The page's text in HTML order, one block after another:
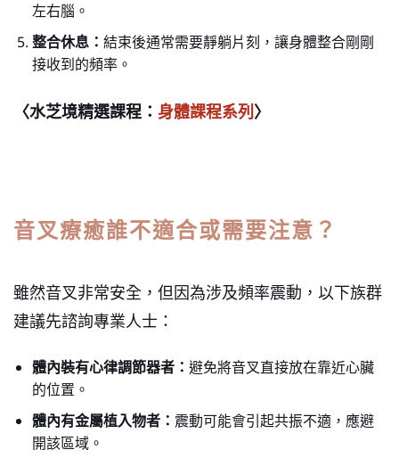
左右腦。
整合休息： 結束後通常需要靜躺片刻，讓身體整合剛剛
接收到的頻率。
〈水芝境精選課程： 身體課程系列 〉
音叉療癒誰不適合或需要注意？
雖然音叉非常安全，但因為涉及頻率震動，以下族群
建議先諮詢專業人士：
體內裝有心律調節器者： 避免將音叉直接放在靠近心臟
的位置。
體內有金屬植入物者： 震動可能會引起共振不適，應避
開該區域。